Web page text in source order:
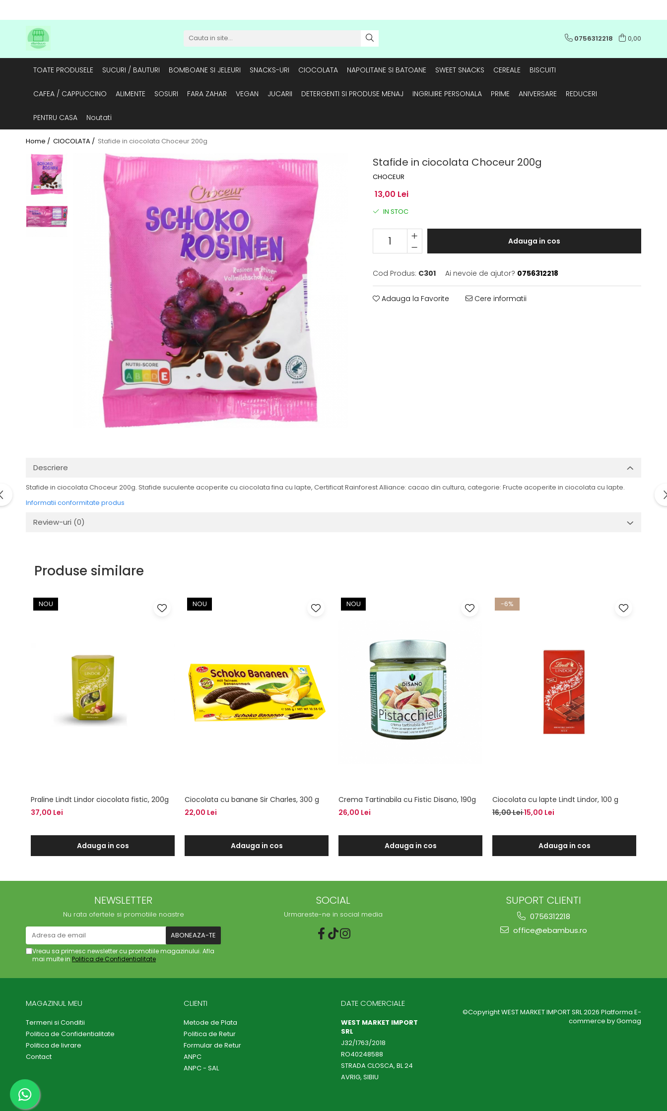
0756312218 0,00
TOATE PRODUSELE SUCURI / BAUTURI BOMBOANE SI JELEURI SNACKS-URI CIOCOLATA NAPOLITANE SI BATOANE SWEET SNACKS CEREALE BISCUITI
CAFEA / CAPPUCCINO ALIMENTE SOSURI FARA ZAHAR VEGAN JUCARII DETERGENTI SI PRODUSE MENAJ INGRIJIRE PERSONALA PRIME ANIVERSARE REDUCERI
PENTRU CASA Noutati
Home / CIOCOLATA / Stafide in ciocolata Choceur 200g
Stafide in ciocolata Choceur 200g
CHOCEUR
13,00 Lei
IN STOC
Adauga in cos
Cod Produs: C301 Ai nevoie de ajutor? 0756312218
Adauga la Favorite Cere informatii
Descriere
Stafide in ciocolata Choceur 200g. Stafide suculente acoperite cu ciocolata fina cu lapte, Certificat Rainforest Alliance: cacao din cultura, categorie: Fructe acoperite in ciocolata cu lapte.
Informatii conformitate produs
Review-uri (0)
Produse similare
NOU
Praline Lindt Lindor ciocolata fistic, 200g
37,00 Lei
Adauga in cos
NOU
Ciocolata cu banane Sir Charles, 300 g
22,00 Lei
Adauga in cos
NOU
Crema Tartinabila cu Fistic Disano, 190g
26,00 Lei
Adauga in cos
-6%
Ciocolata cu lapte Lindt Lindor, 100 g
16,00 Lei15,00 Lei
Adauga in cos
NEWSLETTER
Nu rata ofertele si promotiile noastre
Vreau sa primesc newsletter cu promotiile magazinului. Afla
mai multe in Politica de Confidentialitate
SOCIAL
Urmareste-ne in social media
SUPORT CLIENTI
0756312218
office@ebambus.ro
MAGAZINUL MEU
Termeni si Conditii
Politica de Confidentialitate
Politica de livrare
Contact
CLIENTI
Metode de Plata
Politica de Retur
Formular de Retur
ANPC
ANPC - SAL
DATE COMERCIALE
WEST MARKET IMPORT
SRL
J32/1763/2018
RO40248588
STRADA CLOSCA, BL 24
AVRIG, SIBIU
©Copyright WEST MARKET IMPORT SRL 2026 Platforma E-
commerce by Gomag